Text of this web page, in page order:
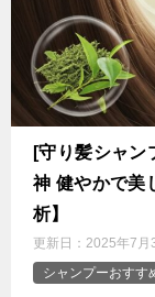
[守り髪シャン
神 健やかで美
析】
更新日： 2025年7月
シャンプーおすす